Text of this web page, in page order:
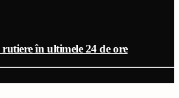
în ultimele 24 de ore